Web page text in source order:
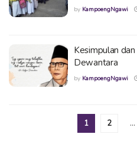
by KampoengNgawi
Kesimpulan
Dewantara
by KampoengNgawi
1 2 …